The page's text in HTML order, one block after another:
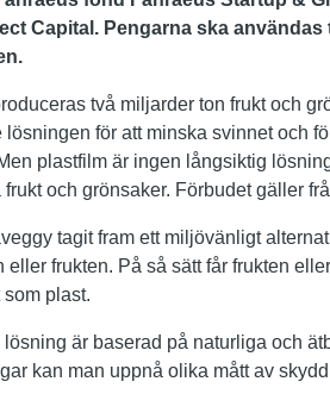
Capital. Pengarna ska
två miljarder ton frukt och
lösningen för att minska svinnet och
plastfilm är ingen långsiktig
frukt och grönsaker. Förbudet gäller
tagit fram ett miljövänligt
eller frukten. På så sätt får frukten
plast.
är baserad på naturliga och
kan man uppnå olika mått av